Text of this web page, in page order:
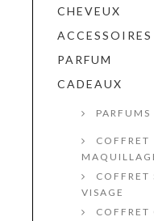
CHEVEUX
ACCESSOIRES
PARFUM
CADEAUX
PARFUMS
COFFRET
COFFRET
VISAGE
COFFRET